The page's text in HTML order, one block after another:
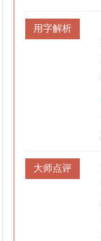
用字解析
大师点评